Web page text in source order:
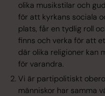
olika musikstilar och
för att kyrkans sociala
plats, får en tydlig roll
finns och verka för att
där olika religioner kan
för varandra.
Vi är partipolitiskt
människor har samma